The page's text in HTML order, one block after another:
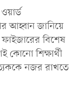
আহ্বান জানিয়ে
বিশেষ
কোনো শিক্ষার্থী
নজর রাখতে